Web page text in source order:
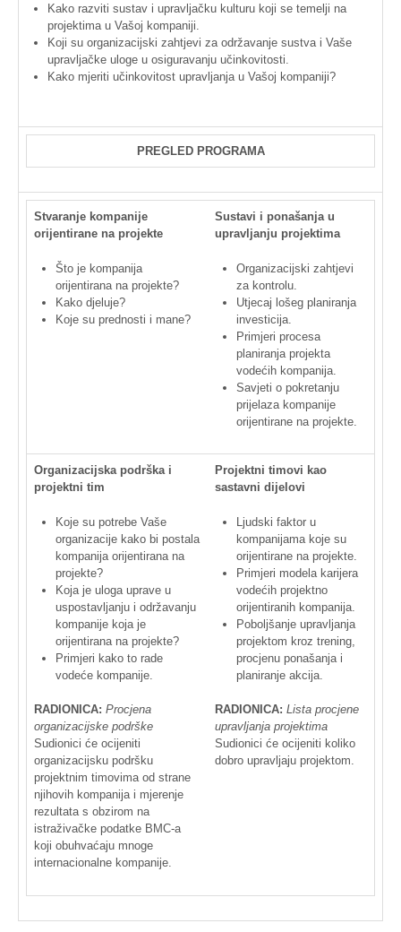
Kako razviti sustav i upravljačku kulturu koji se temelji na
projektimau Vašoj kompaniji.
Koji su organizacijski zahtjevi za održavanje sustvai Vaše
upravljačke uloge u osiguravanju učinkovitosti.
Kako mjeriti učinkovitost upravljanjau Vašoj kompaniji?
PREGLED PROGRAMA
Stvaranje kompanije
orijentirane na projekte
Što je kompanija
orijentirana na projekte?
Kako djeluje?
Koje su prednosti i mane?
Sustavi i ponašanjau
upravljanju projektima
Organizacijski zahtjevi
za kontrolu
Utjecaj lošeg planiranja
investicija
Primjeri procesa
planiranja projekta
vodećih kompanija
Savjeti o pokretanju
prijelaza kompanije
orijentirane na projekte
Organizacijska podrškai
projektni tim
Koje su potrebe Vaše
organizacije kako bi postala
kompanija orijentirana na
projekte?
Koja je uloga uprave u
uspostavljanju i održavanju
kompanije koja je
orijentirana na projekte?
Primjeri kako to rade
vodeće kompanije
RADIONICA: Procjena
organizacijske podrške
Sudionici će ocijeniti
organizacijsku podršku
projektnim timovima od strane
njihovih kompanija i mjerenje
rezultata s obzirom na
istraživačke podatke BMC-a
koji obuhvaćaju mnoge
internacionalne kompanije
Projektni timovi kao
sastavni dijelovi
Ljudski faktor u
kompanijama koje su
orijentirane na projekte
Primjeri modela karijera
vodećih projektno
orijentiranih kompanija
Poboljšanje upravljanja
projektom kroz trening
procjenu ponašanja i
planiranje akcija
RADIONICA: Lista procjene
upravljanja projektima
Sudionici će ocijeniti koliko
dobro upravljaju projektom